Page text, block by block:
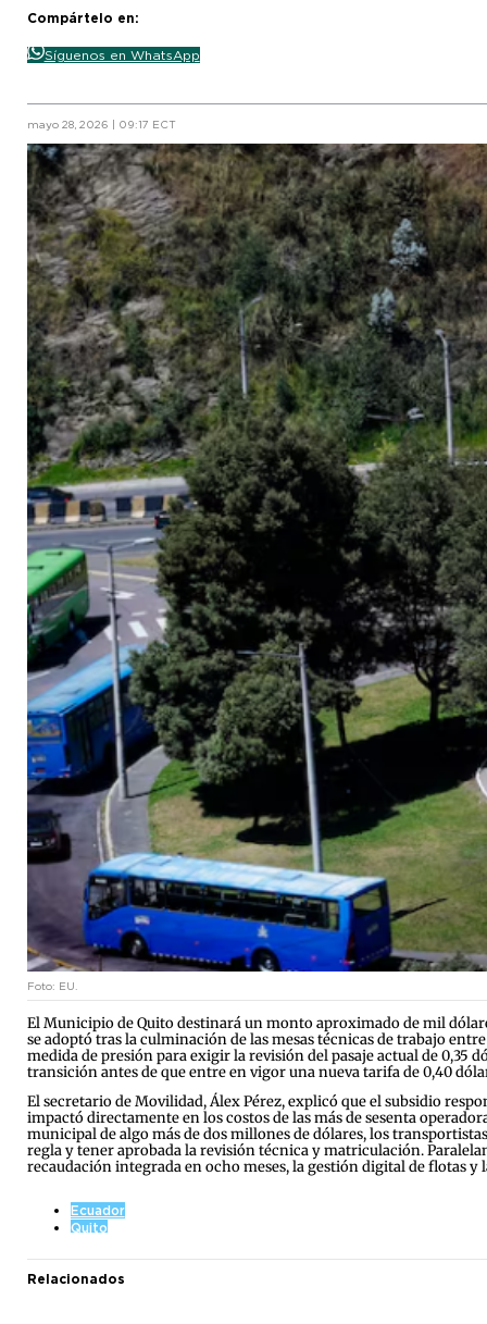
Compártelo en:
Síguenos en WhatsApp
mayo 28, 2026 | 09:17 ECT
Foto: EU.
El Municipio de Quito destinará un monto aproximado de mil
se adoptó tras la culminación de las mesas técnicas de trabajo
medida de presión para exigir la revisión del pasaje actual de 0,35
transición antes de que entre en vigor una nueva tarifa de 0,40
El secretario de Movilidad, Álex Pérez, explicó que el subsidio
impactó directamente en los costos de las más de sesenta
municipal de algo más de dos millones de dólares, los
regla y tener aprobada la revisión técnica y matriculación.
recaudación integrada en ocho meses, la gestión digital de flotas
Ecuador
Quito
Relacionados